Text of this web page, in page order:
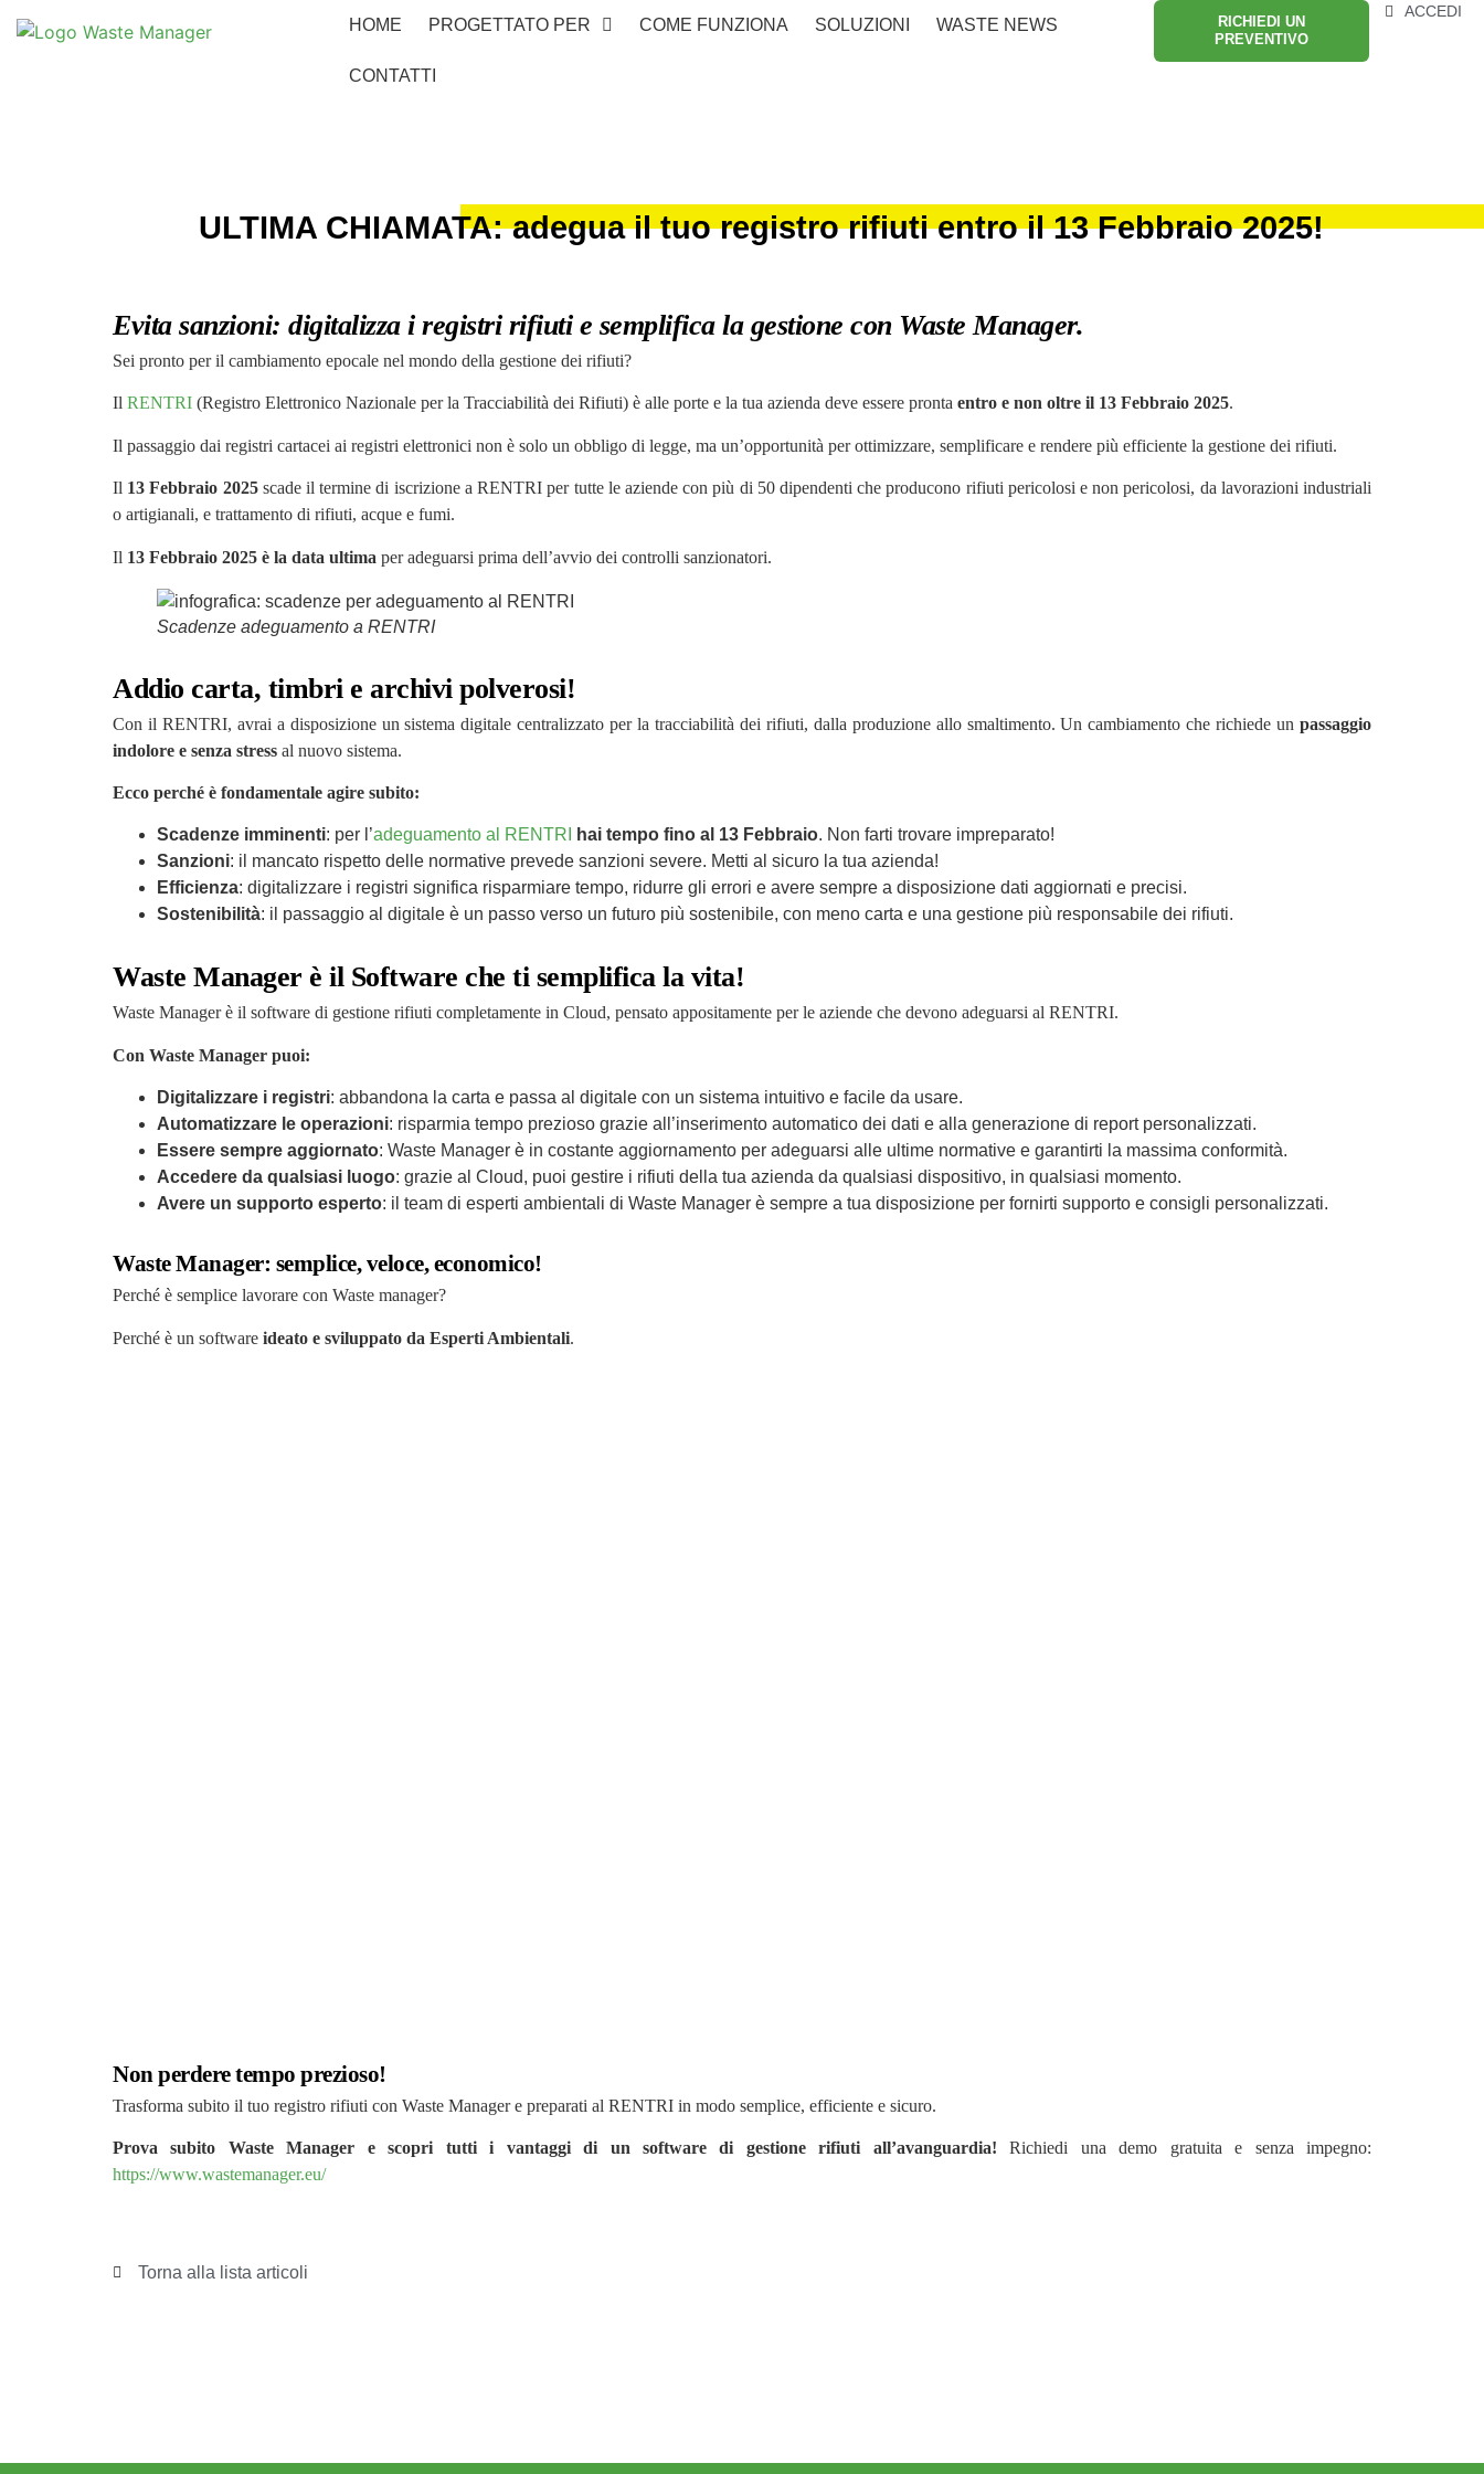
HOME PROGETTATO PER COME FUNZIONA SOLUZIONI WASTE NEWS
CONTATTI
RICHIEDI UN
PREVENTIVO
ACCEDI
ULTIMA CHIAMATA: adegua il tuo registro rifiuti entro il 13 Febbraio 2025!
Evita sanzioni: digitalizza i registri rifiuti e semplifica la gestione con Waste Manager.
Sei pronto per il cambiamento epocale nel mondo della gestione dei rifiuti?
Il RENTRI (Registro Elettronico Nazionale per la Tracciabilità dei Rifiuti) è alle porte e la tua azienda deve essere pronta entro e non oltre il 13 Febbraio 2025.
Il passaggio dai registri cartacei ai registri elettronici non è solo un obbligo di legge, ma un’opportunità per ottimizzare, semplificare e rendere più efficiente la gestione dei rifiuti.
Il 13 Febbraio 2025scade il termine di iscrizione a RENTRI per tutte le aziende con più di 50 dipendenti che producono rifiuti pericolosi e non pericolosi, da lavorazioni industriali
o artigianali, e trattamento di rifiuti, acque e fumi.
Il 13 Febbraio 2025 è la data ultima per adeguarsi prima dell’avvio dei controlli sanzionatori.
Scadenze adeguamento a RENTRI
Addio carta, timbri e archivi polverosi!
Con il RENTRI, avrai a disposizione un sistema digitale centralizzato per la tracciabilità dei rifiuti, dalla produzione allo smaltimento. Un cambiamento che richiede un passaggio
indolore e senza stress al nuovo sistema.
Ecco perché è fondamentale agire subito:
Scadenze imminenti: per l’adeguamento al RENTRI hai tempo fino al 13 Febbraio. Non farti trovare impreparato!
Sanzioni: il mancato rispetto delle normative prevede sanzioni severe. Metti al sicuro la tua azienda!
Efficienza: digitalizzare i registri significa risparmiare tempo, ridurre gli errori e avere sempre a disposizione dati aggiornati e precisi.
Sostenibilità: il passaggio al digitale è un passo verso un futuro più sostenibile, con meno carta e una gestione più responsabile dei rifiuti.
Waste Manager è il Software che ti semplifica la vita!
Waste Manager è il software di gestione rifiuti completamente in Cloud, pensato appositamente per le aziende che devono adeguarsi al RENTRI.
Con Waste Manager puoi:
Digitalizzare i registri: abbandona la carta e passa al digitale con un sistema intuitivo e facile da usare.
Automatizzare le operazioni: risparmia tempo prezioso grazie all’inserimento automatico dei dati e alla generazione di report personalizzati.
Essere sempre aggiornato: Waste Manager è in costante aggiornamento per adeguarsi alle ultime normative e garantirti la massima conformità.
Accedere da qualsiasi luogo: grazie al Cloud, puoi gestire i rifiuti della tua azienda da qualsiasi dispositivo, in qualsiasi momento.
Avere un supporto esperto: il team di esperti ambientali di Waste Manager è sempre a tua disposizione per fornirti supporto e consigli personalizzati.
Waste Manager: semplice, veloce, economico!
Perché è semplice lavorare con Waste manager?
Perché è un software ideato e sviluppato da Esperti Ambientali.
Non perdere tempo prezioso!
Trasforma subito il tuo registro rifiuti con Waste Manager e preparati al RENTRI in modo semplice, efficiente e sicuro.
Prova subito Waste Manager e scopri tutti i vantaggi di un software di gestione rifiuti all’avanguardia! Richiedi una demo gratuita e senza impegno:
https://www.wastemanager.eu/
Torna alla lista articoli